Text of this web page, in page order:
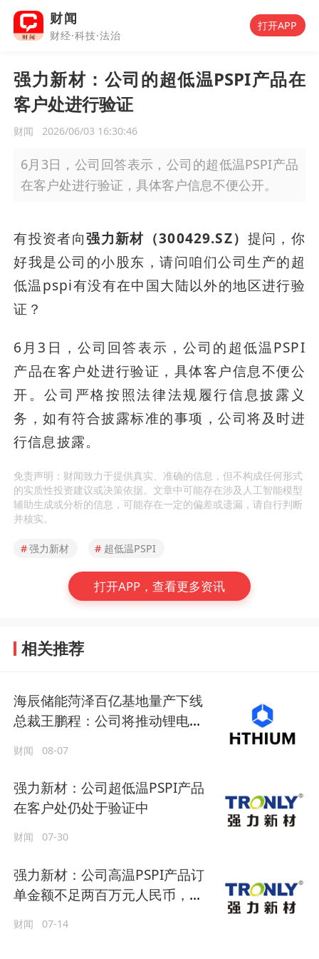
财闻
财经·科技·法治
打开APP
强力新材：公司的超低温PSPI产品在
客户处进行验证
财闻 2026/06/03 16:30:46
6月3日，公司回答表示，公司的超低温PSPI产品
在客户处进行验证，具体客户信息不便公开。
有投资者向强力新材（300429.SZ） 提问，你
好我是公司的小股东，请问咱们公司生产的超
低温pspi有没有在中国大陆以外的地区进行验
证？
6月3日，公司回答表示，公司的超低温PSPI
产品在客户处进行验证，具体客户信息不便公
开。公司严格按照法律法规履行信息披露义
务，如有符合披露标准的事项，公司将及时进
行信息披露。
免责声明：财闻致力于提供真实、准确的信息，但不构成任何形式
的实质性投资建议或决策依据。文章中可能存在涉及人工智能模型
辅助生成或分析的信息，可能存在一定的偏差或遗漏，请自行判断
并核实。
#强力新材 # 超低温PSPI
打开APP，查看更多资讯
相关推荐
海辰储能菏泽百亿基地量产下线
总裁王鹏程：公司将推动锂电长
财闻 08-07
强力新材：公司超低温PSPI产品
在客户处仍处于验证中
财闻 07-30
强力新材：公司高温PSPI产品订
单金额不足两百万元人民币，该
财闻 07-14